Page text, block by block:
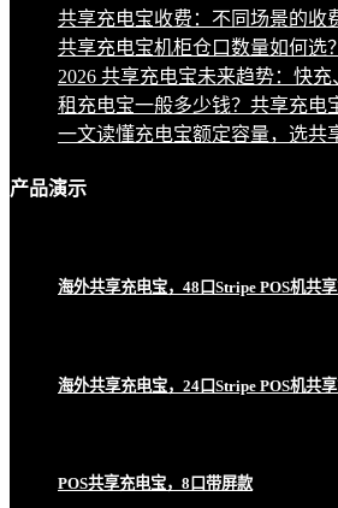
共享充电宝收费：不同场景的收
共享充电宝机柜仓口数量如何选
2026 共享充电宝未来趋势：快
租充电宝一般多少钱？共享充电
一文读懂充电宝额定容量，选共
产品演示
海外共享充电宝，48口Stripe POS机共
海外共享充电宝，24口Stripe POS机共
POS共享充电宝，8口带屏款